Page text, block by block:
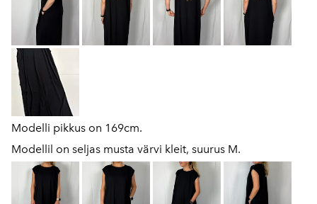
Modelli pikkus on 169cm.
Modellil on seljas musta värvi kleit, suurus M.